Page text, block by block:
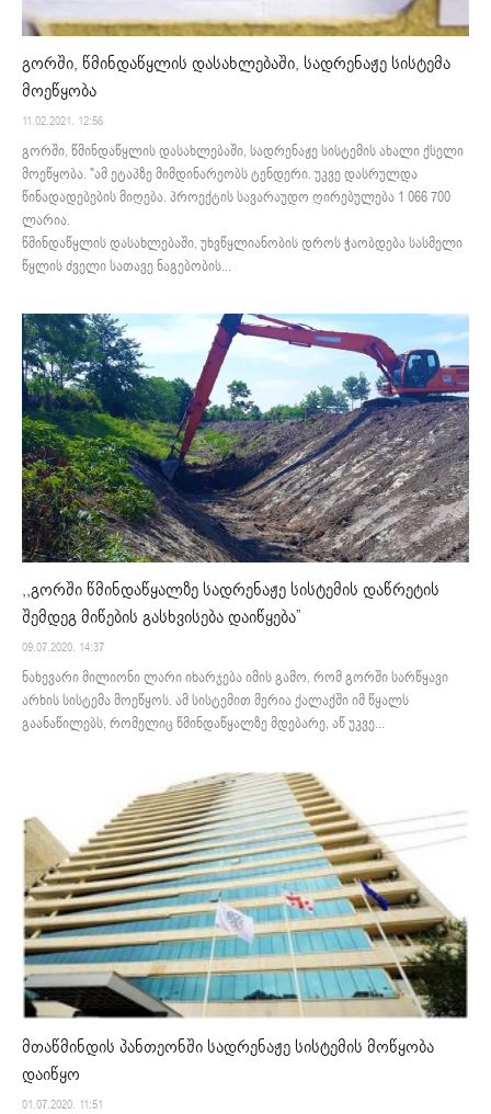
გორში, წმინდაწყლის დასახლებაში, სადრენაჟე სისტემა
მოეწყობა
11.02.2021. 12:56
გორში, წმინდაწყლის დასახლებაში, სადრენაჟე სისტემის ახალი ქსელი
მოეწყობა. "ამ ეტაპზე მიმდინარეობს ტენდერი. უკვე დასრულდა
წინადადებების მიღება. პროექტის სავარაუდო ღირებულება 1 066 700
ლარია.
წმინდაწყლის დასახლებაში, უხვწყლიანობის დროს ჭაობდება სასმელი
წყლის ძველი სათავე ნაგებობის...
,,გორში წმინდაწყალზე სადრენაჟე სისტემის დაწრეტის
შემდეგ მიწების გასხვისება დაიწყება”
09.07.2020. 14:37
ნახევარი მილიონი ლარი იხარჯება იმის გამო, რომ გორში სარწყავი
არხის სისტემა მოეწყოს. ამ სისტემით მერია ქალაქში იმ წყალს
გაანაწილებს, რომელიც წმინდაწყალზე მდებარე, აწ უკვე...
მთაწმინდის პანთეონში სადრენაჟე სისტემის მოწყობა
დაიწყო
01.07.2020. 11:51